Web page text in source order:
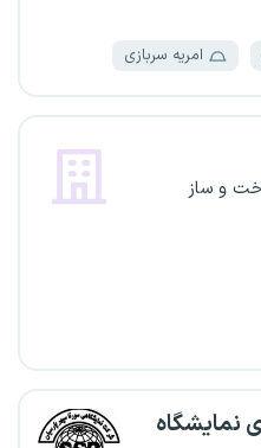
امریه سربازی
و ساز
نمایشگاه